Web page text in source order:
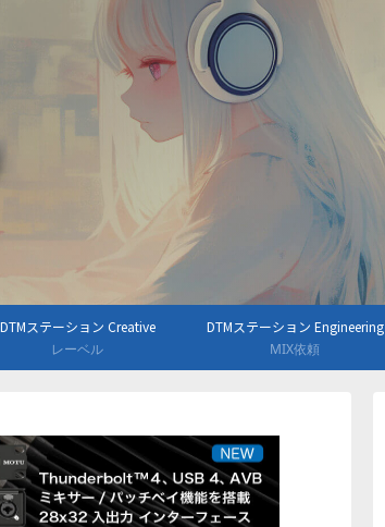
DTMステーション Creative
レーベル
DTMステーション Engineering
MIX依頼